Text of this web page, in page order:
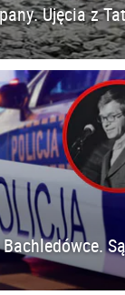
Ujęcia z